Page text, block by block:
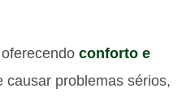
conforto e
causar problemas sérios,